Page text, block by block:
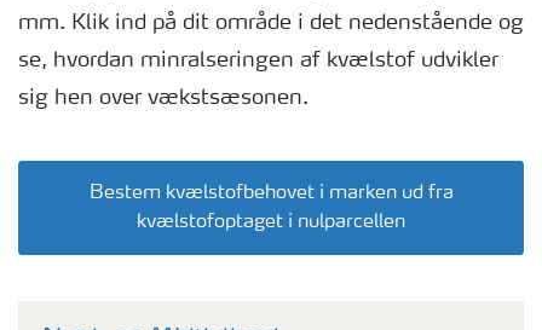
mm. Klik ind på dit område i det nedenstående og
se, hvordan minralseringen af kvælstof udvikler
sig hen over vækstsæsonen.
Bestem kvælstofbehovet i marken ud fra
kvælstofoptaget i nulparcellen